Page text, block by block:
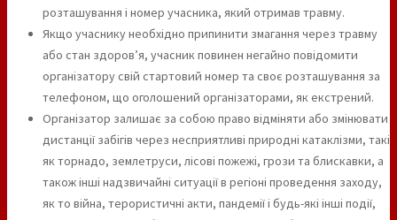
розташування і номер учасника, який отримав травму.
Якщо учаснику необхідно припинити змагання через травму
або стан здоров’я, учасник повинен негайно повідомити
організатору свій стартовий номер та своє розташування за
телефоном, що оголошений організаторами, як екстрений.
Організатор залишає за собою право відміняти або змінювати
дистанції забігів через несприятливі природні катаклізми, такі
як торнадо, землетруси, лісові пожежі, грози та блискавки, а
також інші надзвичайні ситуації в регіоні проведення заходу,
як то війна, терористичні акти, пандемії і будь-які інші події,